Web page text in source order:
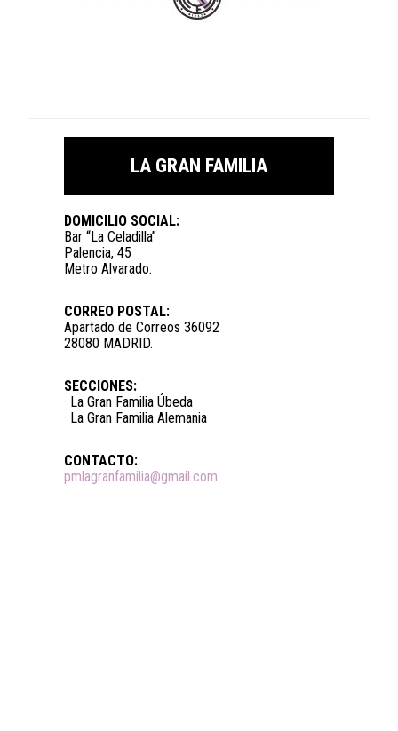
LA GRAN FAMILIA
DOMICILIO SOCIAL:
Bar “La Celadilla”
Palencia, 45
Metro Alvarado.
CORREO POSTAL:
Apartado de Correos 36092
28080 MADRID.
SECCIONES:
· La Gran Familia Úbeda
· La Gran Familia Alemania
CONTACTO:
pmlagranfamilia@gmail.com